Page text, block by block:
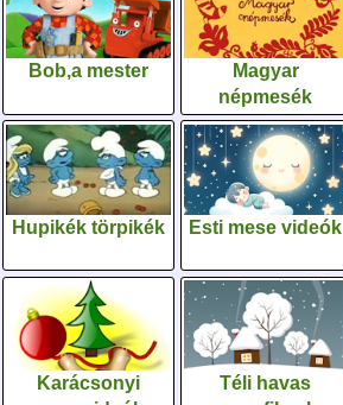
Bob,a mester
Magyar
népmesék
Hupikék törpikék Esti mese videók
Karácsonyi
Téli havas